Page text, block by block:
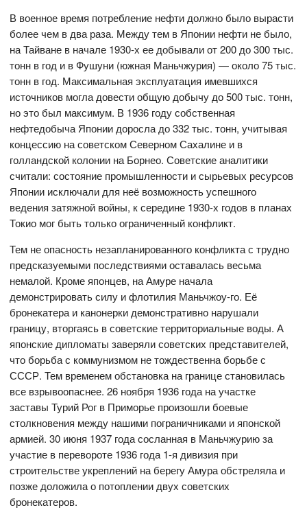
В военное время потребление нефти должно было вырасти
более чем в два раза. Между тем в Японии нефти не было,
на Тайване в начале 1930-х ее добывали от 200 до 300 тыс.
тонн в год и в Фушуни (южная Маньчжурия) — около 75 тыс.
тонн в год. Максимальная эксплуатация имевшихся
источников могла довести общую добычу до 500 тыс. тонн,
но это был максимум. В 1936 году собственная
нефтедобыча Японии доросла до 332 тыс. тонн, учитывая
концессию на советском Северном Сахалине и в
голландской колонии на Борнео. Советские аналитики
считали: состояние промышленности и сырьевых ресурсов
Японии исключали для неё возможность успешного
ведения затяжной войны, к середине 1930-х годов в планах
Токио мог быть только ограниченный конфликт.
Тем не опасность незапланированного конфликта с трудно
предсказуемыми последствиями оставалась весьма
немалой. Кроме японцев, на Амуре начала
демонстрировать силу и флотилия Маньчжоу-го. Её
бронекатера и канонерки демонстративно нарушали
границу, вторгаясь в советские территориальные воды. А
японские дипломаты заверяли советских представителей,
что борьба с коммунизмом не тождественна борьбе с
СССР. Тем временем обстановка на границе становилась
все взрывоопаснее. 26 ноября 1936 года на участке
заставы Турий Рог в Приморье произошли боевые
столкновения между нашими пограничниками и японской
армией. 30 июня 1937 года сосланная в Маньчжурию за
участие в перевороте 1936 года 1-я дивизия при
строительстве укреплений на берегу Амура обстреляла и
позже доложила о потоплении двух советских
бронекатеров.